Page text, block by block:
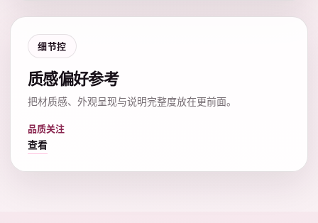
细节控
质感偏好参考
把材质感、外观呈现与说明完整度放在更前面。
品质关注
查看